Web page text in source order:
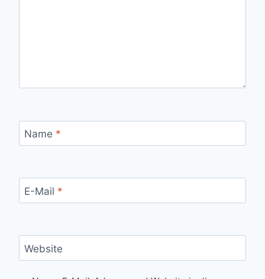
Name *
E-Mail *
Website